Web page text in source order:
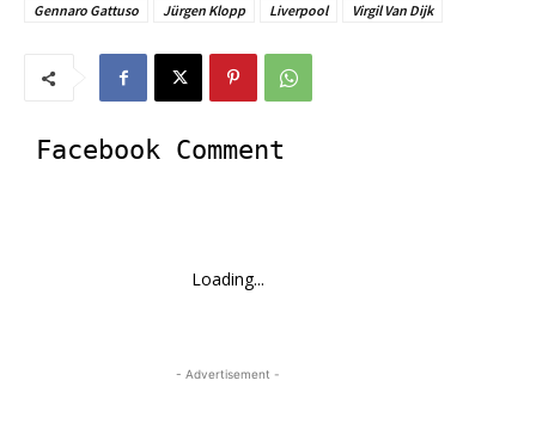
Gennaro Gattuso
Jürgen Klopp Liverpool Virgil Van Dijk
Facebook Comment
Loading...
- Advertisement -